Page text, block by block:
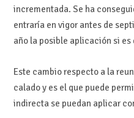
incrementada. Se ha
entraría en vigor antes de
año la posible aplicación si es
Este cambio respecto a la
calado y es el que puede
indirecta se puedan aplicar